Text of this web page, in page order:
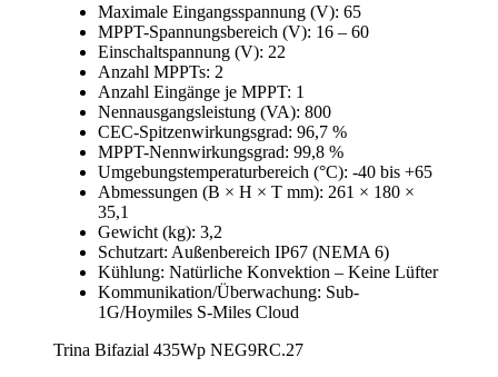
Maximale Eingangsspannung (V): 65
MPPT-Spannungsbereich (V): 16 – 60
Einschaltspannung (V): 22
Anzahl MPPTs: 2
Anzahl Eingänge je MPPT: 1
Nennausgangsleistung (VA): 800
CEC-Spitzenwirkungsgrad: 96,7 %
MPPT-Nennwirkungsgrad: 99,8 %
Umgebungstemperaturbereich (°C): -40 bis +65
Abmessungen (B × H × T mm): 261 × 180 ×
35,1
Gewicht (kg): 3,2
Schutzart: Außenbereich IP67 (NEMA 6)
Kühlung: Natürliche Konvektion – Keine Lüfter
Kommunikation/Überwachung: Sub-
1G/Hoymiles S-Miles Cloud
Trina Bifazial 435Wp NEG9RC.27